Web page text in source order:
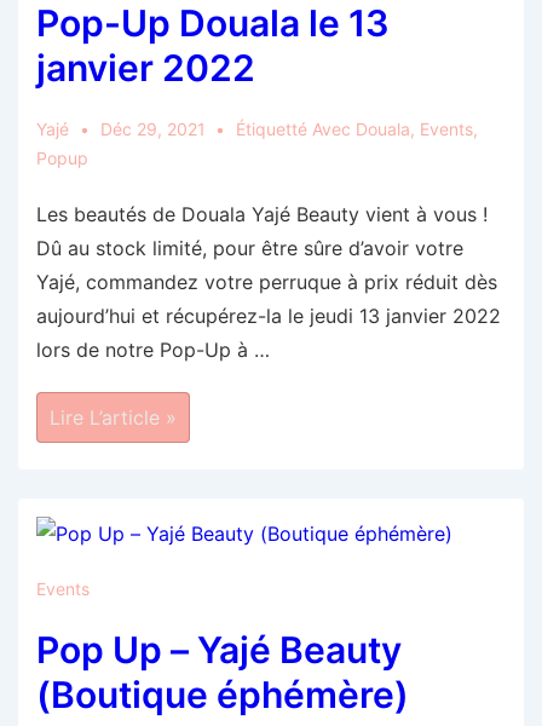
Pop-Up Douala le 13
janvier 2022
Yajé Déc 29, 2021 Étiquetté Avec Douala, Events,
Popup
Les beautés de Douala Yajé Beauty vient à vous !
Dû au stock limité, pour être sûre d’avoir votre
Yajé, commandez votre perruque à prix réduit dès
aujourd’hui et récupérez-la le jeudi 13 janvier 2022
lors de notre Pop-Up à …
Pop-
Up
Douala
2022
Lire L’article »
Events
Pop Up – Yajé Beauty
(Boutique éphémère)